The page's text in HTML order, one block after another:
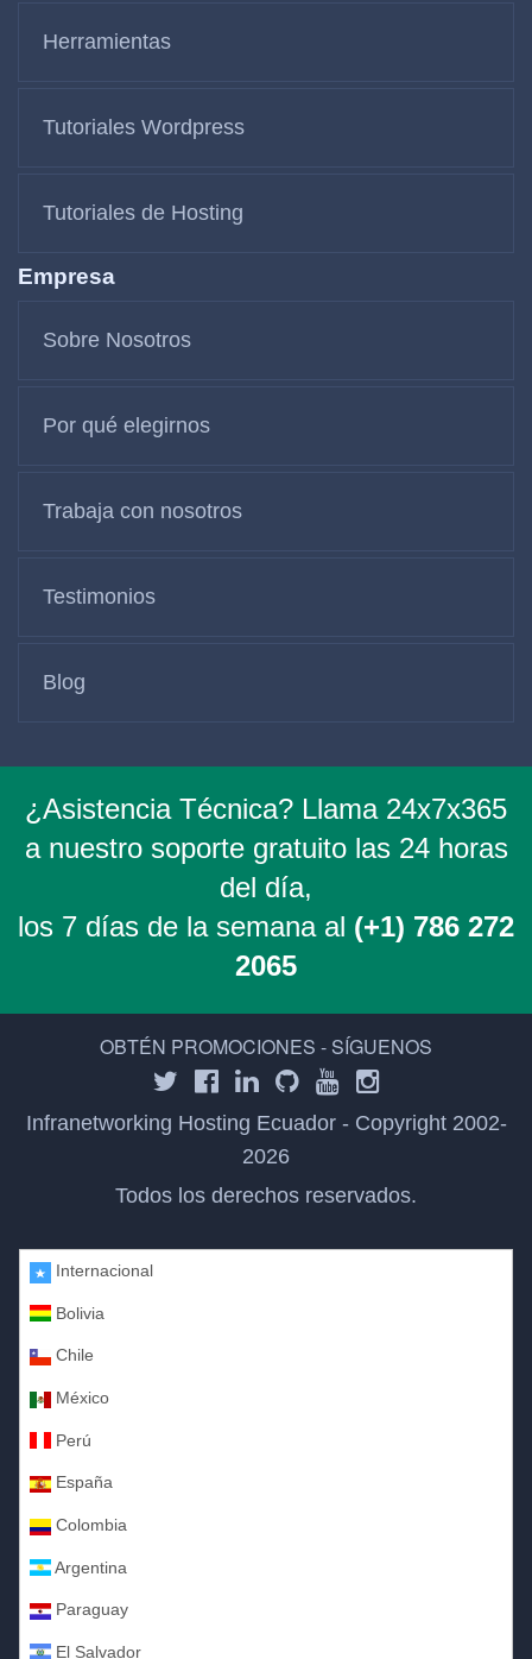
Herramientas
Tutoriales Wordpress
Tutoriales de Hosting
Empresa
Sobre Nosotros
Por qué elegirnos
Trabaja con nosotros
Testimonios
Blog
¿Asistencia Técnica? Llama 24x7x365
a nuestro soporte gratuito las 24 horas
del día,
los 7 días de la semana al (+1) 786 272
2065
OBTÉN PROMOCIONES - SÍGUENOS
Infranetworking Hosting Ecuador - Copyright 2002-
2026
Todos los derechos reservados.
Internacional
Bolivia
Chile
México
Perú
España
Colombia
Argentina
Paraguay
El Salvador